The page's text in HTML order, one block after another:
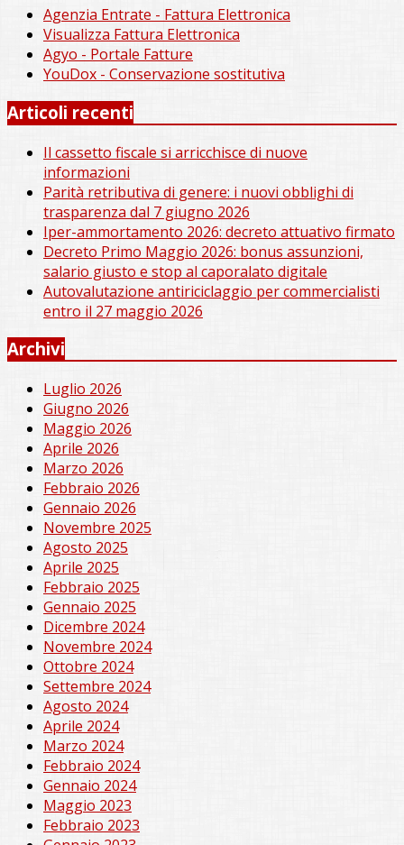
Agenzia Entrate - Fattura Elettronica
Visualizza Fattura Elettronica
Agyo - Portale Fatture
YouDox - Conservazione sostitutiva
Articoli recenti
Il cassetto fiscale si arricchisce di nuove
informazioni
Parità retributiva di genere: i nuovi obblighi di
trasparenza dal 7 giugno 2026
Iper-ammortamento 2026: decreto attuativo firmato
Decreto Primo Maggio 2026: bonus assunzioni,
salario giusto e stop al caporalato digitale
Autovalutazione antiriciclaggio per commercialisti
entro il 27 maggio 2026
Archivi
Luglio 2026
Giugno 2026
Maggio 2026
Aprile 2026
Marzo 2026
Febbraio 2026
Gennaio 2026
Novembre 2025
Agosto 2025
Aprile 2025
Febbraio 2025
Gennaio 2025
Dicembre 2024
Novembre 2024
Ottobre 2024
Settembre 2024
Agosto 2024
Aprile 2024
Marzo 2024
Febbraio 2024
Gennaio 2024
Maggio 2023
Febbraio 2023